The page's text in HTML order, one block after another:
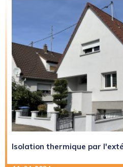
Isolation thermique par